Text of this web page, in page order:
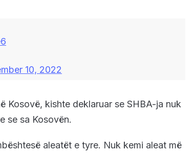
10, 2022
Kosovë, kishte deklaruar se SHBA-ja nuk
se sa Kosovën.
aleatët e tyre. Nuk kemi aleat më